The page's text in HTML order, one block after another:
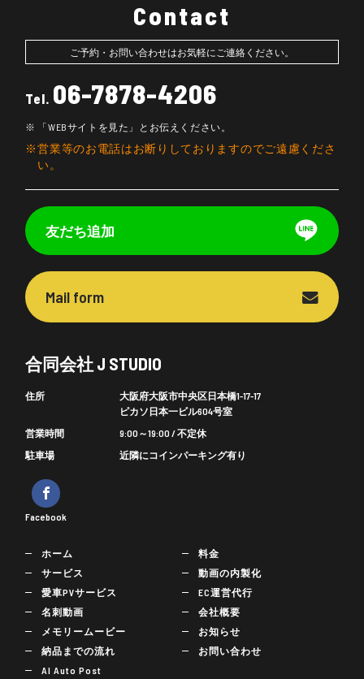
Contact
ご予約・お問い合わせはお気軽にご連絡ください。
Tel. 06-7878-4206
「WEBサイトを見た」とお伝えください。
営業等のお電話はお断りしておりますのでご遠慮くださ
い。
友だち追加
Mail form
合同会社 J STUDIO
住所
大阪府大阪市中央区日本橋1-17-17
ピカソ日本一ビル604号室
営業時間
9:00～19:00 / 不定休
駐車場
近隣にコインパーキング有り
Facebook
ホーム
サービス
愛車PVサービス
名刺動画
メモリームービー
納品までの流れ
AI Auto Post
料金
動画の内製化
EC運営代行
会社概要
お知らせ
お問い合わせ